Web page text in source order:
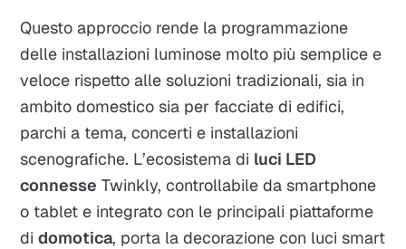
Questo approccio rende la programmazione
delle installazioni luminose molto più semplice e
veloce rispetto alle soluzioni tradizionali, sia in
ambito domestico sia per facciate di edifici,
parchi a tema, concerti e installazioni
scenografiche. L’ecosistema di luci LED
connesse Twinkly, controllabile da smartphone
o tablet e integrato con le principali piattaforme
didomotica, porta la decorazione con luci smart